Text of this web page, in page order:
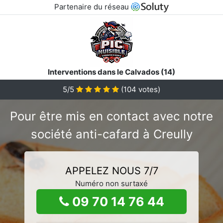
Partenaire du réseau
Interventions dans le Calvados (14)
5/5
(104 votes)
Pour être mis en contact avec notre
société anti-cafard à Creully
APPELEZ NOUS 7/7
Numéro non surtaxé
09 70 14 76 44